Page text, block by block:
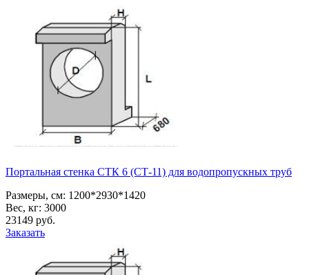
Портальная стенка СТК 6 (СТ-11) для водопропускных труб
Размеры, см: 1200*2930*1420
Вес, кг: 3000
23149 pуб.
Заказать